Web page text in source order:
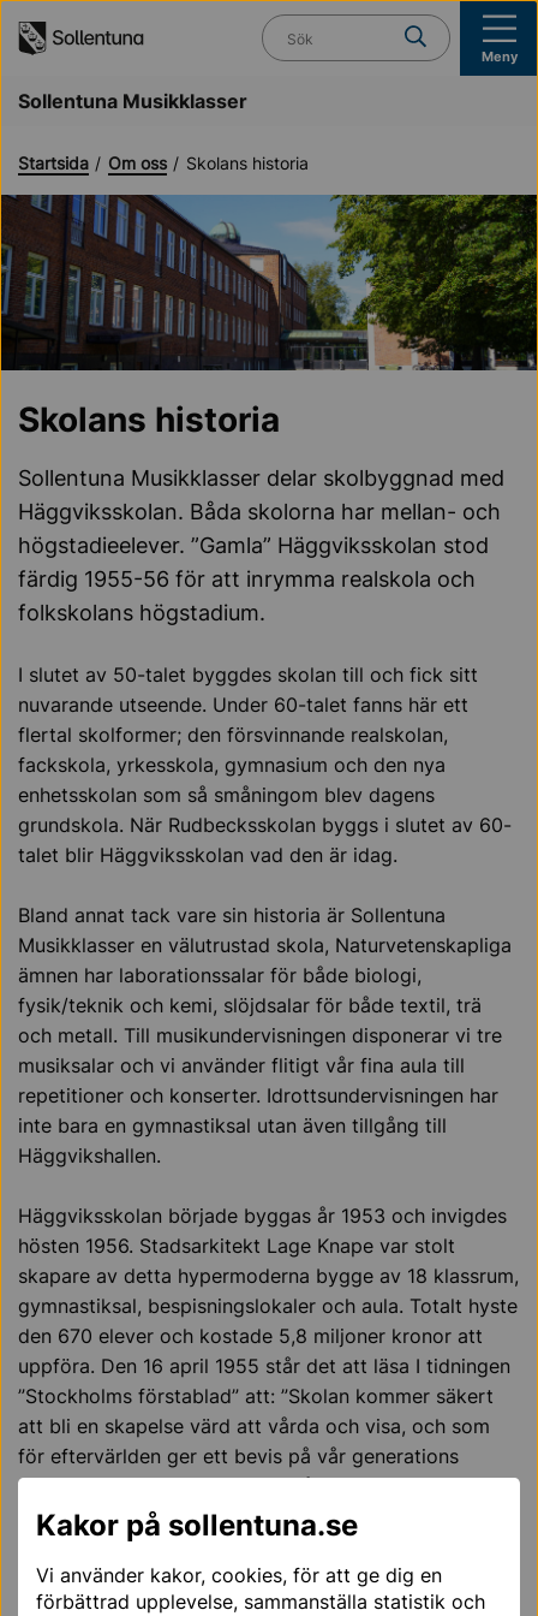
Kakor på sollentuna.se
Vi använder kakor, cookies, för att ge dig en
förbättrad upplevelse, sammanställa statistik och
Vad söker du?
Meny
Sollentuna Musikklasser
Startsida Om oss Skolans historia
Skolans historia
Sollentuna Musikklasser delar skolbyggnad med
Häggviksskolan. Båda skolorna har mellan- och
högstadieelever. ”Gamla” Häggviksskolan stod
färdig 1955-56 för att inrymma realskola och
folkskolans högstadium.
I slutet av 50-talet byggdes skolan till och fick sitt
nuvarande utseende. Under 60-talet fanns här ett
flertal skolformer; den försvinnande realskolan,
fackskola, yrkesskola, gymnasium och den nya
enhetsskolan som så småningom blev dagens
grundskola. När Rudbecksskolan byggs i slutet av 60-
talet blir Häggviksskolan vad den är idag.
Bland annat tack vare sin historia är Sollentuna
Musikklasser en välutrustad skola, Naturvetenskapliga
ämnen har laborationssalar för både biologi,
fysik/teknik och kemi, slöjdsalar för både textil, trä
och metall. Till musikundervisningen disponerar vi tre
musiksalar och vi använder flitigt vår fina aula till
repetitioner och konserter. Idrottsundervisningen har
inte bara en gymnastiksal utan även tillgång till
Häggvikshallen.
Häggviksskolan började byggas år 1953 och invigdes
hösten 1956. Stadsarkitekt Lage Knape var stolt
skapare av detta hypermoderna bygge av 18 klassrum,
gymnastiksal, bespisningslokaler och aula. Totalt hyste
den 670 elever och kostade 5,8 miljoner kronor att
uppföra. Den 16 april 1955 står det att läsa I tidningen
”Stockholms förstablad” att: ”Skolan kommer säkert
att bli en skapelse värd att vårda och visa, och som
för eftervärlden ger ett bevis på vår generations
smakriktning och skapelseförmåga”.
Skolan byggs även till tre gånger, åren 1958, -59 och
-63.